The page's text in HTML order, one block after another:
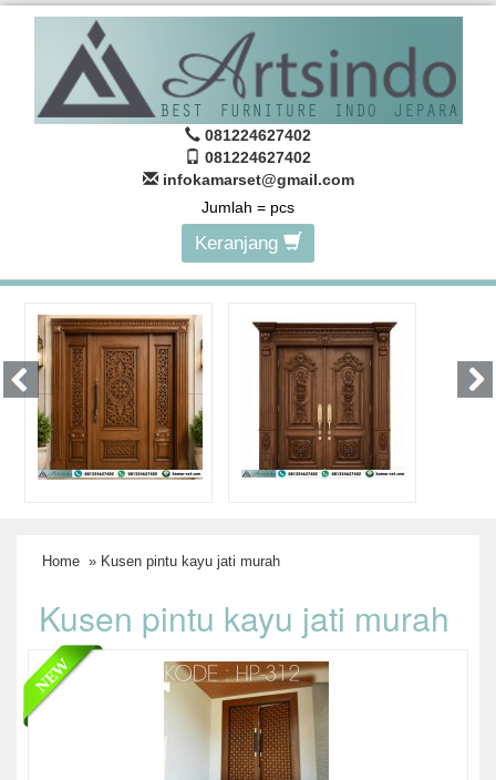
081224627402
081224627402
infokamarset@gmail.com
Jumlah = pcs
Keranjang
Home » Kusen pintu kayu jati murah
Kusen pintu kayu jati murah